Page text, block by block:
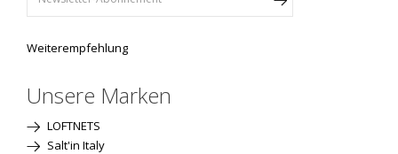
Weiterempfehlung
Unsere Marken
LOFTNETS
Salt'in Italy